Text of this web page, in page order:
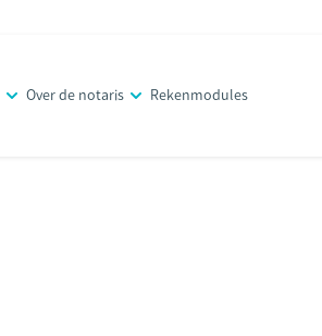
Over de notaris Rekenmodules